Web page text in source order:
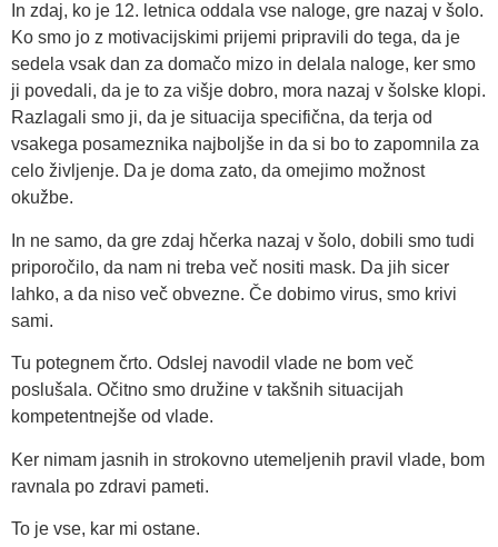
In zdaj, ko je 12. letnica oddala vse naloge, gre nazaj v šolo.
Ko smo jo z motivacijskimi prijemi pripravili do tega, da je
sedela vsak dan za domačo mizo in delala naloge, ker smo
ji povedali, da je to za višje dobro, mora nazaj v šolske klopi.
Razlagali smo ji, da je situacija specifična, da terja od
vsakega posameznika najboljše in da si bo to zapomnila za
celo življenje. Da je doma zato, da omejimo možnost
okužbe.
In ne samo, da gre zdaj hčerka nazaj v šolo, dobili smo tudi
priporočilo, da nam ni treba več nositi mask. Da jih sicer
lahko, a da niso več obvezne. Če dobimo virus, smo krivi
sami.
Tu potegnem črto. Odslej navodil vlade ne bom več
poslušala. Očitno smo družine v takšnih situacijah
kompetentnejše od vlade.
Ker nimam jasnih in strokovno utemeljenih pravil vlade, bom
ravnala po zdravi pameti.
To je vse, kar mi ostane.